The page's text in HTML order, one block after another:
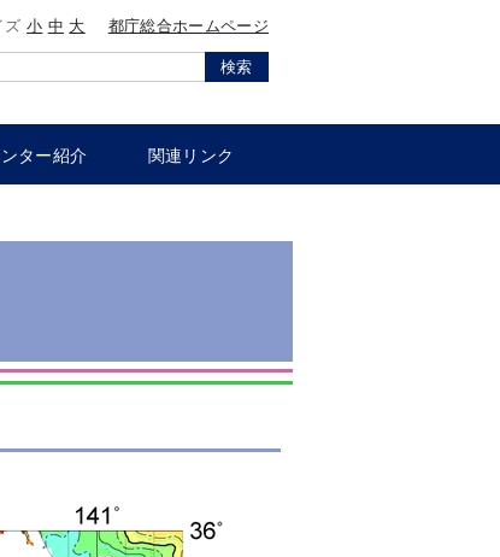
ズ小 中 大 都庁総合ホームページ
検索
ター紹介 関連リンク